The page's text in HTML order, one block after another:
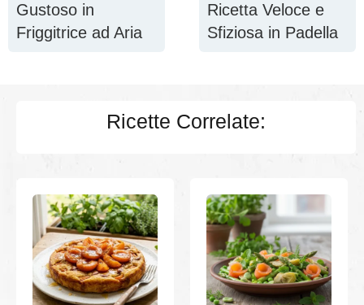
Gustoso in
Friggitrice ad Aria
Ricetta Veloce e
Sfiziosa in Padella
Ricette Correlate: